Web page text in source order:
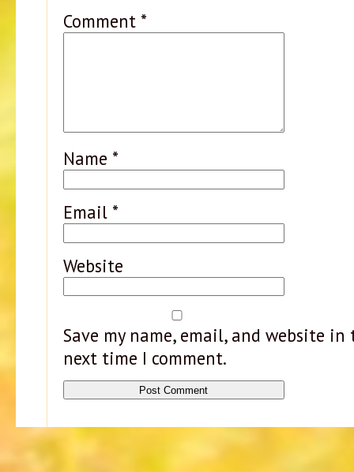
Comment *
Name *
Email *
Website
Save my name, email, and website
next time I comment.